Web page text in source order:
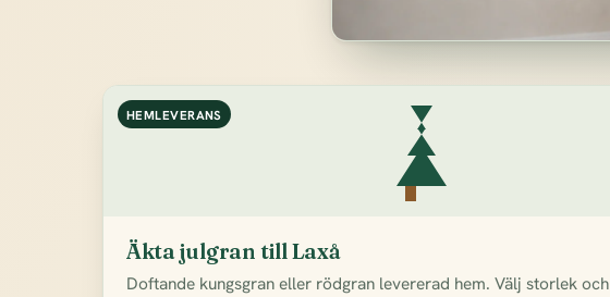
HEMLEVERANS
Äkta julgran till Laxå
Doftande kungsgran eller rödgran levererad hem. Välj storlek och